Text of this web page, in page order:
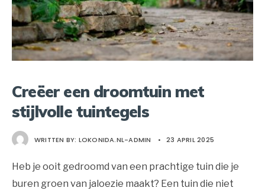
Creëer een droomtuin met
stijlvolle tuintegels
WRITTEN BY: LOKONIDA.NL-ADMIN • 23 APRIL 2025
Heb je ooit gedroomd van een prachtige tuin die je
buren groen van jaloezie maakt? Een tuin die niet